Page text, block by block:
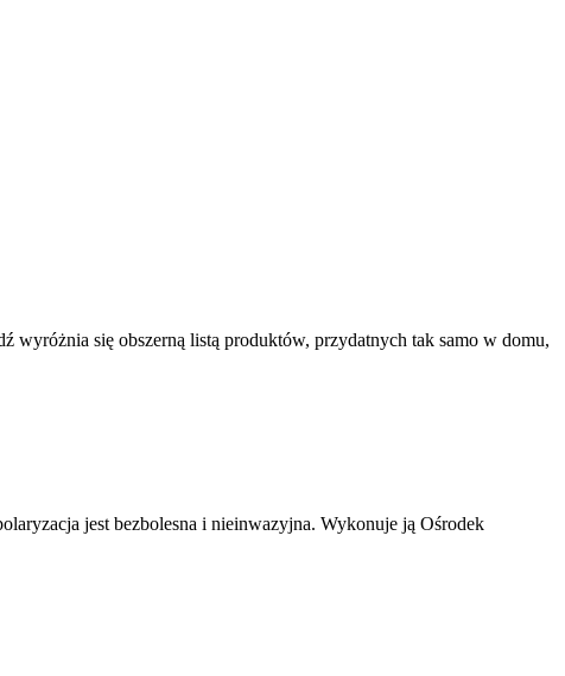
wyróżnia się obszerną listą produktów, przydatnych tak samo w domu,
jest bezbolesna i nieinwazyjna. Wykonuje ją Ośrodek